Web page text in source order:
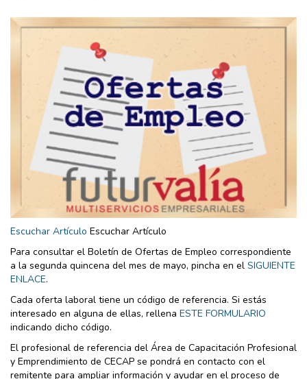
Escuchar Artículo Escuchar Artículo
Para consultar el Boletín de Ofertas de Empleo correspondiente
a la segunda quincena del mes de mayo, pincha en el SIGUIENTE
ENLACE.
Cada oferta laboral tiene un código de referencia. Si estás
interesado en alguna de ellas, rellena ESTE FORMULARIO
indicando dicho código.
El profesional de referencia del Área de Capacitación Profesional
y Emprendimiento de CECAP se pondrá en contacto con el
remitente para ampliar información y ayudar en el proceso de